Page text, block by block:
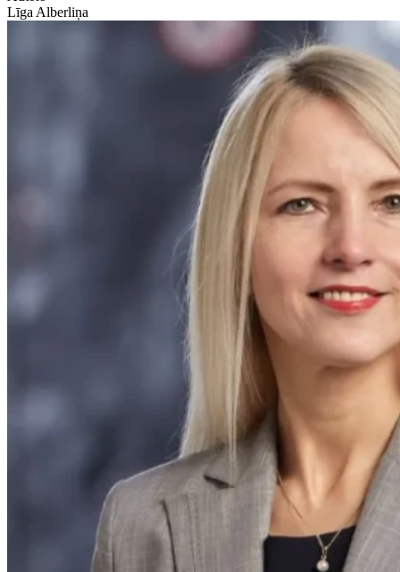
Līga Alberliņa